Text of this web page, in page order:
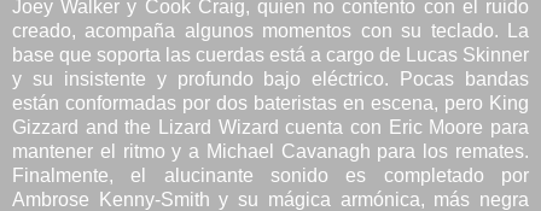
Joey Walker y Cook Craig, quien no contento con el ruido
creado, acompaña algunos momentos con su teclado. La
base que soporta las cuerdas está a cargo de Lucas Skinner
y su insistente y profundo bajo eléctrico. Pocas bandas
están conformadas por dos bateristas en escena, pero King
Gizzard and the Lizard Wizard cuenta con Eric Moore para
mantener el ritmo y a Michael Cavanagh para los remates.
Finalmente, el alucinante sonido es completado por
Ambrose Kenny-Smith y su mágica armónica, más negra